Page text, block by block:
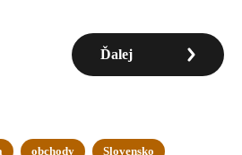
Ďalej
obchody Slovensko